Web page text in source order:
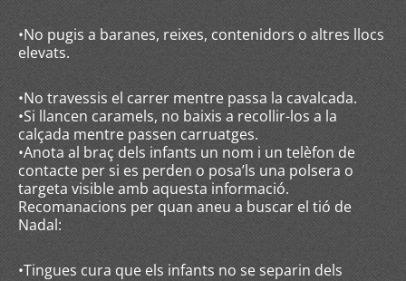
•No pugis a baranes, reixes, contenidors o altres llocs
elevats.
•No travessis el carrer mentre passa la cavalcada.
•Si llancen caramels, no baixis a recollir-los a la
calçada mentre passen carruatges.
•Anota al braç dels infants un nom i un telèfon de
contacte per si es perden o posa’ls una polsera o
targeta visible amb aquesta informació.
Recomanacions per quan aneu a buscar el tió de
Nadal:
•Tingues cura que els infants no se separin dels